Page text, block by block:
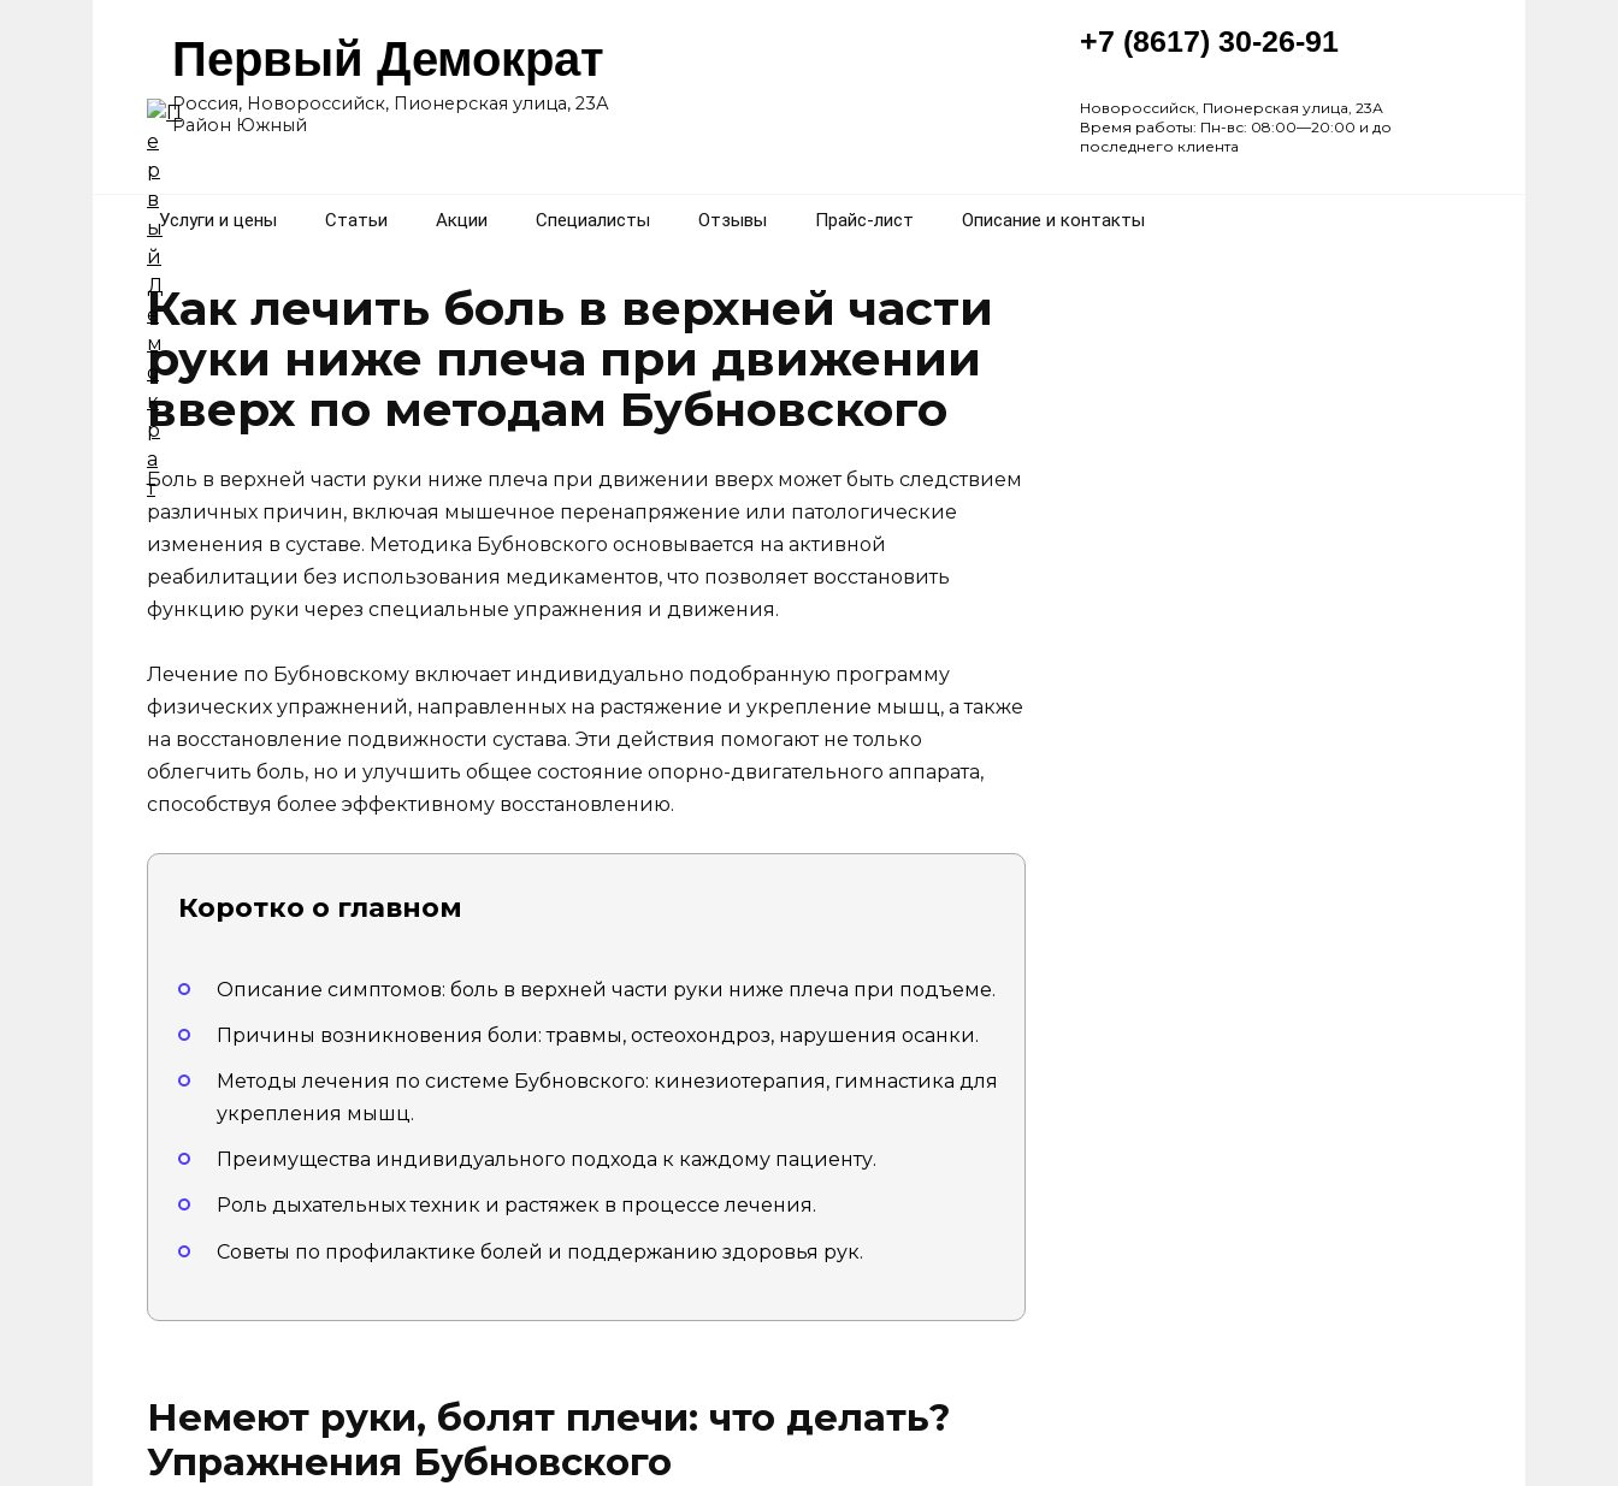
Первый Демократ
Россия, Новороссийск, Пионерская улица, 23А
Район Южный
+7 (8617) 30-26-91
Новороссийск, Пионерская улица, 23А
Время работы: Пн-вс: 08:00—20:00 и до
последнего клиента
Услуги и цены Статьи Акции Специалисты Отзывы Прайс-лист Описание и контакты
Как лечить боль в верхней части
руки ниже плеча при движении
вверх по методам Бубновского
Боль в верхней части руки ниже плеча при движении вверх может быть следствием
различных причин, включая мышечное перенапряжение или патологические
изменения в суставе. Методика Бубновского основывается на активной
реабилитации без использования медикаментов, что позволяет восстановить
функцию руки через специальные упражнения и движения.
Лечение по Бубновскому включает индивидуально подобранную программу
физических упражнений, направленных на растяжение и укрепление мышц, а также
на восстановление подвижности сустава. Эти действия помогают не только
облегчить боль, но и улучшить общее состояние опорно-двигательного аппарата,
способствуя более эффективному восстановлению.
Коротко о главном
Описание симптомов: боль в верхней части руки ниже плеча при подъеме.
Причины возникновения боли: травмы, остеохондроз, нарушения осанки.
Методы лечения по системе Бубновского: кинезиотерапия, гимнастика для
укрепления мышц.
Преимущества индивидуального подхода к каждому пациенту.
Роль дыхательных техник и растяжек в процессе лечения.
Советы по профилактике болей и поддержанию здоровья рук.
Немеют руки, болят плечи: что делать?
Упражнения Бубновского